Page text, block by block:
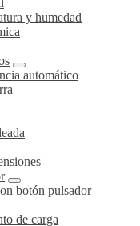
y humedad
automático
botón pulsador
de carga